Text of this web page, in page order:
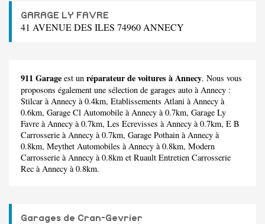
GARAGE LY FAVRE
41 AVENUE DES ILES 74960 ANNECY
911 Garage est un réparateur de voitures à Annecy. Nous vous
proposons également une sélection de garages auto à Annecy :
Stilcar à Annecy à 0.4km, Etablissements Atlani à Annecy à
0.6km, Garage Cl Automobile à Annecy à 0.7km, Garage Ly
Favre à Annecy à 0.7km, Les Ecrevisses à Annecy à 0.7km, E B
Carrosserie à Annecy à 0.7km, Garage Pothain à Annecy à
0.8km, Meythet Automobiles à Annecy à 0.8km, Modern
Carrosserie à Annecy à 0.8km et Ruault Entretien Carrosserie
Rec à Annecy à 0.8km.
Garages de Cran-Gevrier